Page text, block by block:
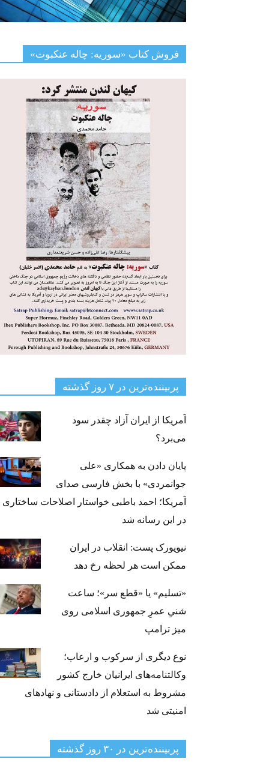
فروش کتاب «سوریه: چاله عنکبوت»
پربیننده‌ترین‌ در ۷ روز گذشته
آمریکا از ایران آزاد چقدر سود
می‌برد؟
پایان دادن به همکاری «علی
جوانمردی» با بخش فارسی صدای
آمریکا؛ احمد باطبی خواستار اصلاحات ساختاری
در این رسانه شد
نیویورک پست: انقلاب در ایران
ممکن است هر لحظه رخ دهد
«تسلیم» یا «قطع سر»؛ ساعت
شنیِ عمرِ جمهوری اسلامی روی
میز ترامپ
نوع دیگری از سرکوب و ارعاب؛
وکالتنامه‌های ایرانیان خارج کشور
مشروط به استعلام از دادستانی و نهادهای
امنیتی شد
پربیننده‌ترین‌ در ۳۰ روز گذشته